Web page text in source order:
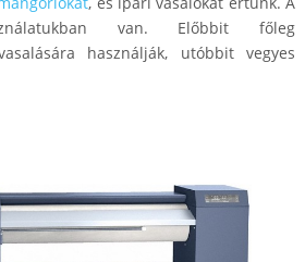
van. Előbbit főleg
használják, utóbbit vegyes